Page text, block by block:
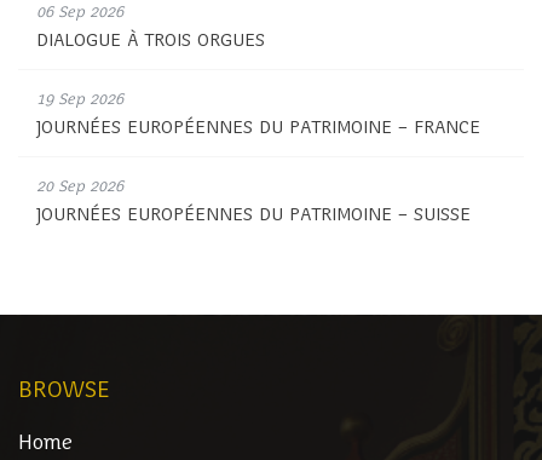
06 Sep 2026
DIALOGUE À TROIS ORGUES
19 Sep 2026
JOURNÉES EUROPÉENNES DU PATRIMOINE – FRANCE
20 Sep 2026
JOURNÉES EUROPÉENNES DU PATRIMOINE – SUISSE
BROWSE
Home